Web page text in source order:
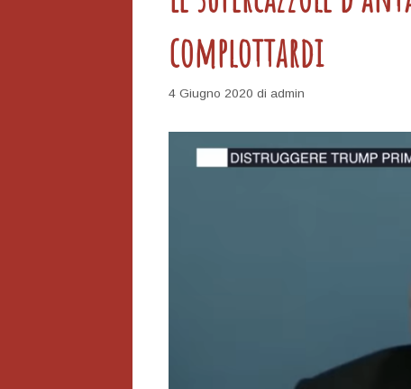
complottardi
4 Giugno 2020 di admin